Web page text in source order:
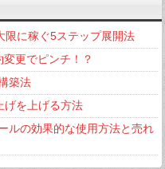
限に稼ぐ5ステップ展開法
更でピンチ！？
築法
げを上げる方法
ルの効果的な使用方法と売れ